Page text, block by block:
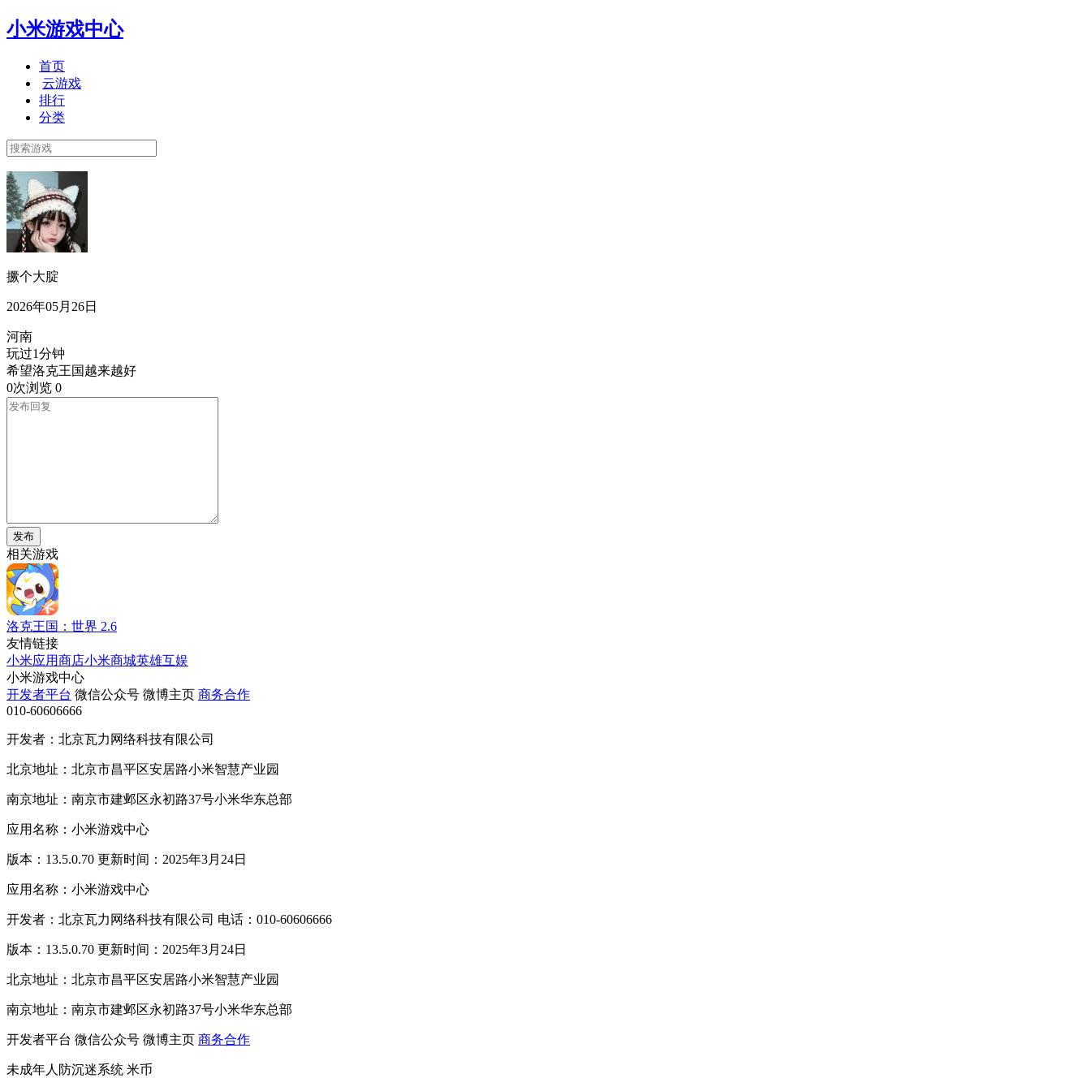
小米游戏中心
首页
云游戏
排行
分类
撅个大腚
2026年05月26日
河南
玩过1分钟
希望洛克王国越来越好
0次浏览 0
发布
相关游戏
洛克王国：世界 2.6
友情链接
小米应用商店小米商城英雄互娱
小米游戏中心
开发者平台 微信公众号 微博主页 商务合作
010-60606666
开发者：北京瓦力网络科技有限公司
北京地址：北京市昌平区安居路小米智慧产业园
南京地址：南京市建邺区永初路37号小米华东总部
应用名称：小米游戏中心
版本：13.5.0.70 更新时间：2025年3月24日
应用名称：小米游戏中心
开发者：北京瓦力网络科技有限公司 电话：010-60606666
版本：13.5.0.70 更新时间：2025年3月24日
北京地址：北京市昌平区安居路小米智慧产业园
南京地址：南京市建邺区永初路37号小米华东总部
开发者平台 微信公众号 微博主页 商务合作
未成年人防沉迷系统 米币